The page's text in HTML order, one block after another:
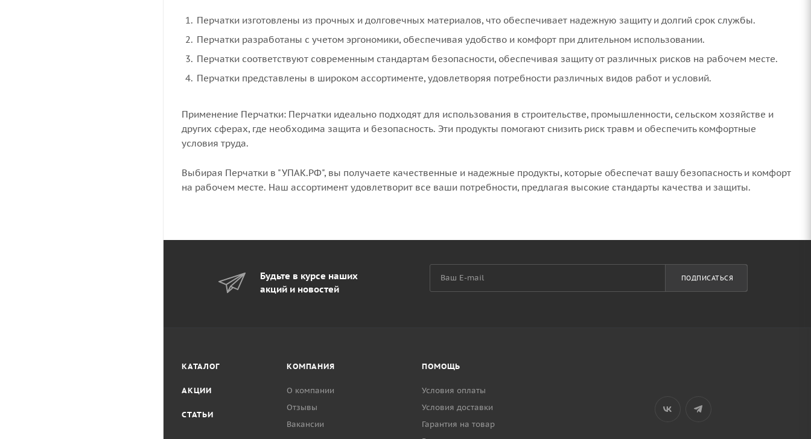
Перчатки изготовлены из прочных и долговечных материалов, что обеспечивает надежную защиту и долгий срок службы.
Перчатки разработаны с учетом эргономики, обеспечивая удобство и комфорт при длительном использовании.
Перчатки соответствуют современным стандартам безопасности, обеспечивая защиту от различных рисков на рабочем месте.
Перчатки представлены в широком ассортименте, удовлетворяя потребности различных видов работ и условий.
Применение Перчатки: Перчатки идеально подходят для использования в строительстве, промышленности, сельском хозяйстве и
других сферах, где необходима защита и безопасность. Эти продукты помогают снизить риск травм и обеспечить комфортные
условия труда.
Выбирая Перчатки в "УПАК.РФ", вы получаете качественные и надежные продукты, которые обеспечат вашу безопасность и комфорт
на рабочем месте. Наш ассортимент удовлетворит все ваши потребности, предлагая высокие стандарты качества и защиты.
Будьте в курсе наших
акций и новостей
ПОДПИСАТЬСЯ
КАТАЛОГ
АКЦИИ
СТАТЬИ
КОМПАНИЯ
О компании
Отзывы
Вакансии
ПОМОЩЬ
Условия оплаты
Условия доставки
Гарантия на товар